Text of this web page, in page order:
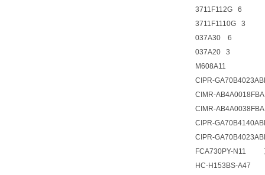
3711F112G 6
3711F1110G 3
037A30 6
037A20 3
M608A11
CIPR-
CIMR-
CIMR-
CIPR-
CIPR-
FCA730PY-N11
HC-H153BS-A47